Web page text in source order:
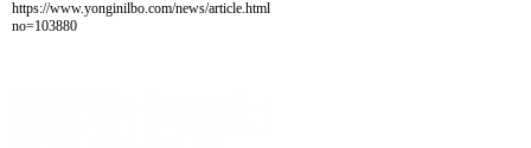
https://www.yonginilbo.com/news/article.html?
no=103880